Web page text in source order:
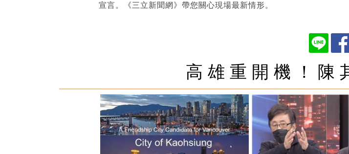
宣言。《三立新聞網》帶您關心現場最新情形。
高雄重開機！陳